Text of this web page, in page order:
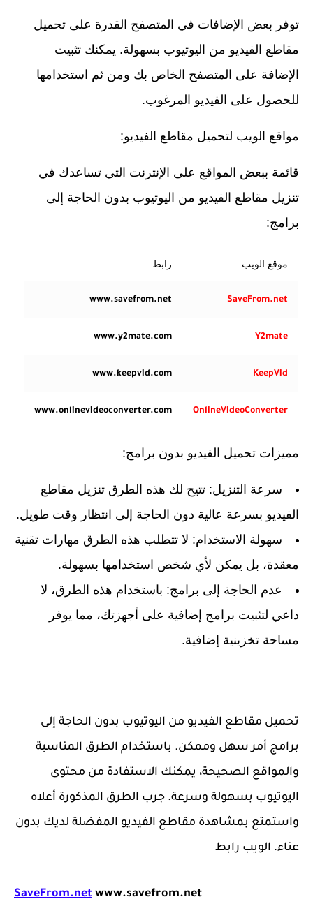
توفر بعض الإضافات في المتصفح القدرة على تحميل
مقاطع الفيديو من اليوتيوب بسهولة. يمكنك تثبيت
الإضافة على المتصفح الخاص بك ومن ثم استخدامها
للحصول على الفيديو المرغوب.
مواقع الويب لتحميل مقاطع الفيديو:
قائمة ببعض المواقع على الإنترنت التي تساعدك في
تنزيل مقاطع الفيديو من اليوتيوب بدون الحاجة إلى
برامج:
موقع الويب رابط
SaveFrom.net
www.savefrom.net
Y2mate
www.y2mate.com
KeepVid
www.keepvid.com
OnlineVideoConverter
www.onlinevideoconverter.com
مميزات تحميل الفيديو بدون برامج:
سرعة التنزيل: تتيح لك هذه الطرق تنزيل مقاطع
الفيديو بسرعة عالية دون الحاجة إلى انتظار وقت طويل.
سهولة الاستخدام: لا تتطلب هذه الطرق مهارات تقنية
معقدة، بل يمكن لأي شخص استخدامها بسهولة.
عدم الحاجة إلى برامج: باستخدام هذه الطرق، لا
داعي لتثبيت برامج إضافية على أجهزتك، مما يوفر
مساحة تخزينية إضافية.
تحميل مقاطع الفيديو من اليوتيوب بدون الحاجة إلى
برامج أمر سهل وممكن. باستخدام الطرق المناسبة
والمواقع الصحيحة، يمكنك الاستفادة من محتوى
اليوتيوب بسهولة وسرعة. جرب الطرق المذكورة أعلاه
واستمتع بمشاهدة مقاطع الفيديو المفضلة لديك بدون
عناء. الويب رابط
SaveFrom.net www.savefrom.net